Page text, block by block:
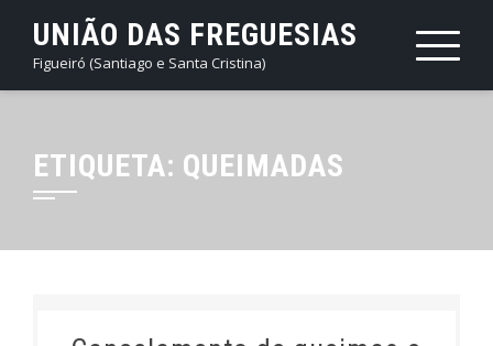
content
UNIÃO DAS FREGUESIAS
Figueiró (Santiago e Santa Cristina)
ETIQUETA: QUEIMADAS